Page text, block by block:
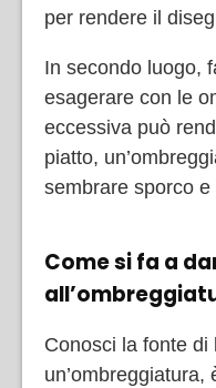
per rendere il
In secondo luogo,
esagerare con le
eccessiva può
piatto,
sembrare sporco e
Come si fa a
Conosci la fonte di